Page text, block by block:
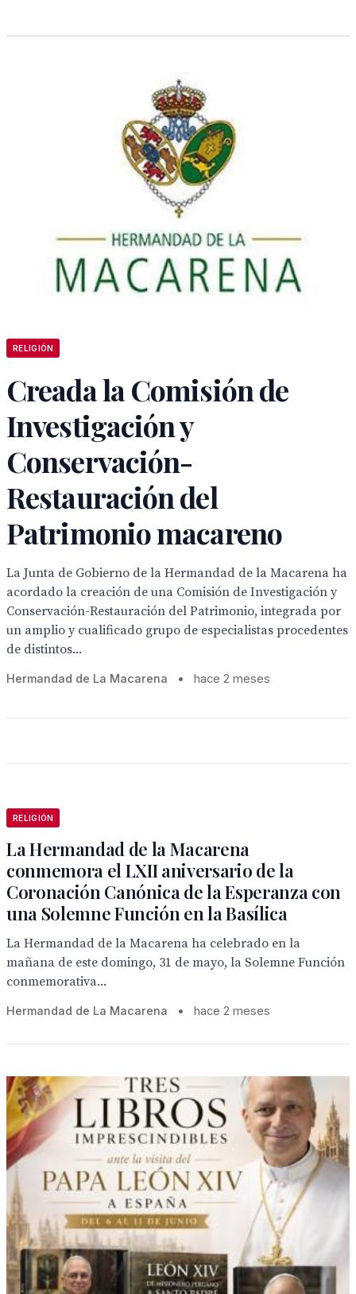
RELIGIÓN
Creada la Comisión de
Investigación y
Conservación-
Restauración del
Patrimonio macareno
La Junta de Gobierno de la Hermandad de la Macarena ha
acordado la creación de una Comisión de Investigación y
Conservación-Restauración del Patrimonio, integrada por
un amplio y cualificado grupo de especialistas procedentes
de distintos...
Hermandad de La Macarena • hace 2 meses
RELIGIÓN
La Hermandad de la Macarena
conmemora el LXII aniversario de la
Coronación Canónica de la Esperanza con
una Solemne Función en la Basílica
La Hermandad de la Macarena ha celebrado en la
mañana de este domingo, 31 de mayo, la Solemne Función
conmemorativa...
Hermandad de La Macarena • hace 2 meses